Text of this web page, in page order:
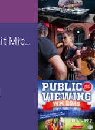
4 Pistoleros - Rock'n'Roll mit Micha Niedzwetzki, Harry Findeisen, Pitti Pflüger, Lello Lojewski